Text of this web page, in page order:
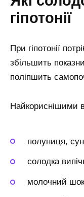
гіпотонії
При гіпотонії
збільшить
поліпшить
Найкориснішими
полуниця,
солодка
молочний